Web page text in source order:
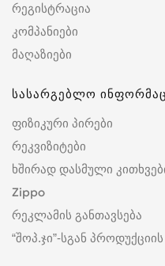
რეგისტრაცია
კომპანიები
მაღაზიები
სასარგებლო
ფიზიკური პირები
რეკვიზიტები
ხშირად დასმული
Zippo
რეკლამის განთავსება
“შოპ.ჯი”-სგან